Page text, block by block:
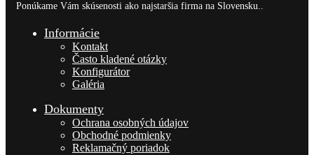
Ponúkame Vám skúsenosti ako najstaršia firma na Slovensku..
Informácie
Kontakt
Často kladené otázky
Konfigurátor
Galéria
Dokumenty
Ochrana osobných údajov
Obchodné podmienky
Reklamačný poriadok